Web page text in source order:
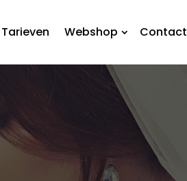
Tarieven Webshop Contact